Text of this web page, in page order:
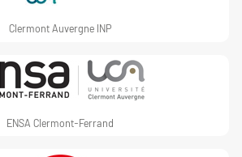
Clermont Auvergne INP
ENSA Clermont-Ferrand